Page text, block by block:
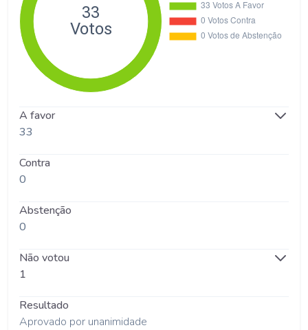
A favor
33
Contra
0
Abstenção
0
Não votou
1
Resultado
Aprovado por unanimidade